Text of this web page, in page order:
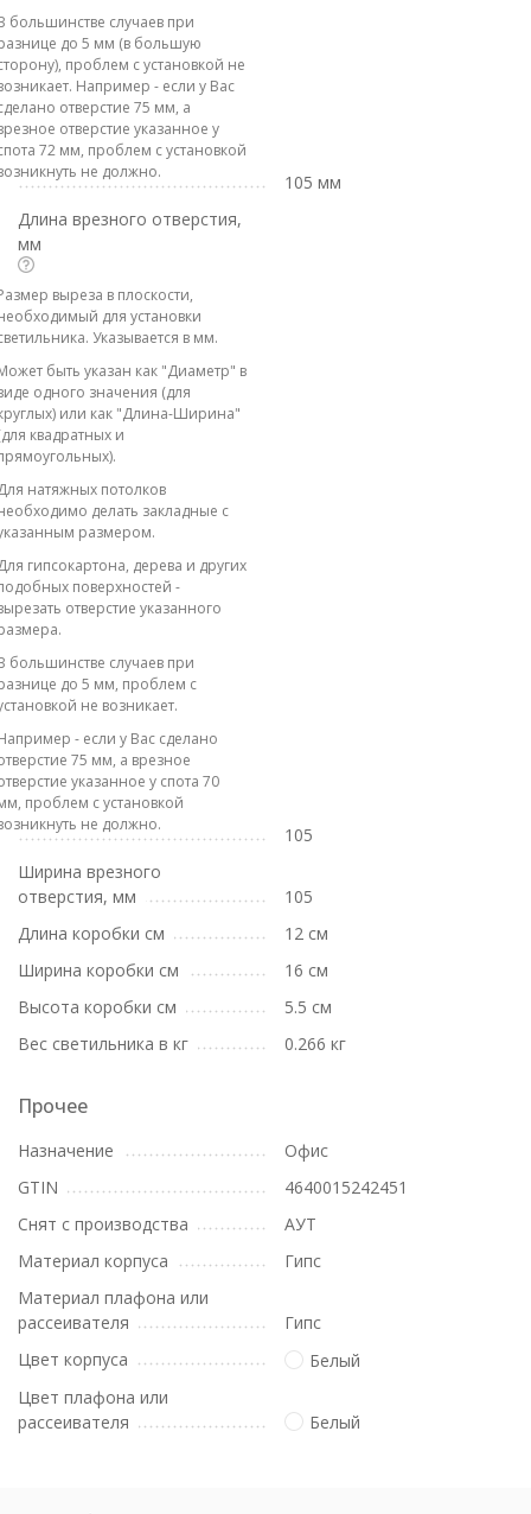
большинстве случаев при
до 5 мм (в большую
проблем с установкой не
Например - если у Вас
отверстие 75 мм, а
отверстие указанное у
72 мм, проблем с установкой
не должно.
105 мм
Длина врезного отверстия,
мм
выреза в плоскости,
для установки
Указывается в мм.
быть указан как "Диаметр" в
одного значения (для
или как "Длина-Ширина"
квадратных и
натяжных потолков
делать закладные с
размером.
гипсокартона, дерева и других
поверхностей -
отверстие указанного
большинстве случаев при
до 5 мм, проблем с
не возникает.
- если у Вас сделано
75 мм, а врезное
указанное у спота 70
проблем с установкой
не должно.
105
Ширина врезного
отверстия, мм
105
Длина коробки см
12 см
Ширина коробки см
16 см
Высота коробки см
5.5 см
Вес светильника в кг
0.266 кг
Прочее
Назначение
Офис
GTIN
4640015242451
Снят с производства
АУТ
Материал корпуса
Гипс
Материал плафона или
рассеивателя
Гипс
Цвет корпуса
Белый
Цвет плафона или
рассеивателя
Белый